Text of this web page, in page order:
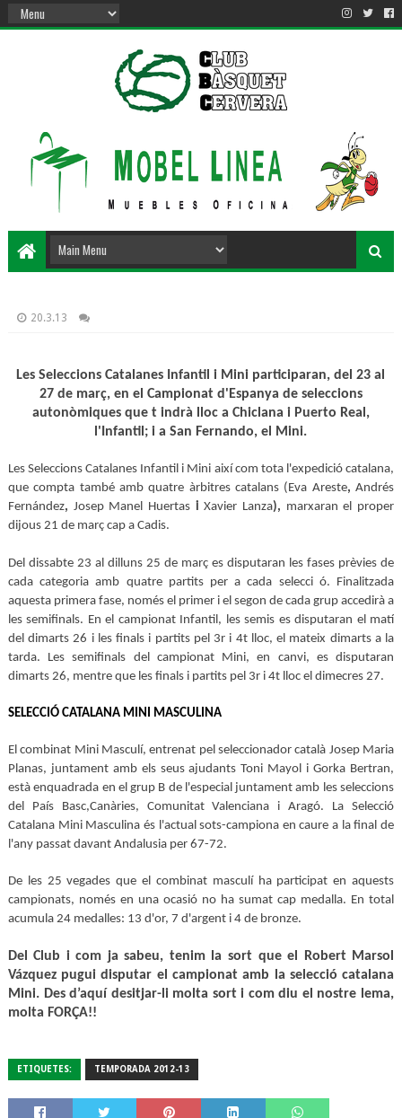
20.3.13
Les Seleccions Catalanes Infantil i Mini participaran, del 23 al
27 de març, en el Campionat d'Espanya de seleccions
autonòmiques que t indrà lloc a Chiclana i Puerto Real,
l'Infantil; i a San Fernando, el Mini.
Les Seleccions Catalanes Infantil i Mini així com tota l'expedició catalana,
que compta també amb quatre àrbitres catalans (Eva Areste, Andrés
Fernández, Josep Manel Huertas i Xavier Lanza), marxaran el proper
dijous 21 de març cap a Cadis.
Del dissabte 23 al dilluns 25 de març es disputaran les fases prèvies de
cada categoria amb quatre partits per a cada selecci ó. Finalitzada
aquesta primera fase, només el primer i el segon de cada grup accedirà a
les semifinals. En el campionat Infantil, les semis es disputaran el matí
del dimarts 26 i les finals i partits pel 3r i 4t lloc, el mateix dimarts a la
tarda. Les semifinals del campionat Mini, en canvi, es disputaran
dimarts 26, mentre que les finals i partits pel 3r i 4t lloc el dimecres 27.
SELECCIÓ CATALANA MINI MASCULINA
El combinat Mini Masculí, entrenat pel seleccionador català Josep Maria
Planas, juntament amb els seus ajudants Toni Mayol i Gorka Bertran,
està enquadrada en el grup B de l'especial juntament amb les seleccions
del País Basc,Canàries, Comunitat Valenciana i Aragó. La Selecció
Catalana Mini Masculina és l'actual sots-campiona en caure a la final de
l'any passat davant Andalusia per 67-72.
De les 25 vegades que el combinat masculí ha participat en aquests
campionats, només en una ocasió no ha sumat cap medalla. En total
acumula 24 medalles: 13 d'or, 7 d'argent i 4 de bronze.
Del Club i com ja sabeu, tenim la sort que el Robert Marsol
Vázquez pugui disputar el campionat amb la selecció catalana
Mini. Des d’aquí desitjar-li molta sort i com diu el nostre lema,
molta FORÇA!!
ETIQUETES: TEMPORADA 2012-13